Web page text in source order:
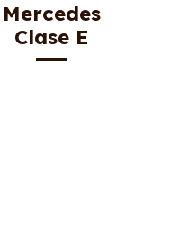
Mercedes
Clase E